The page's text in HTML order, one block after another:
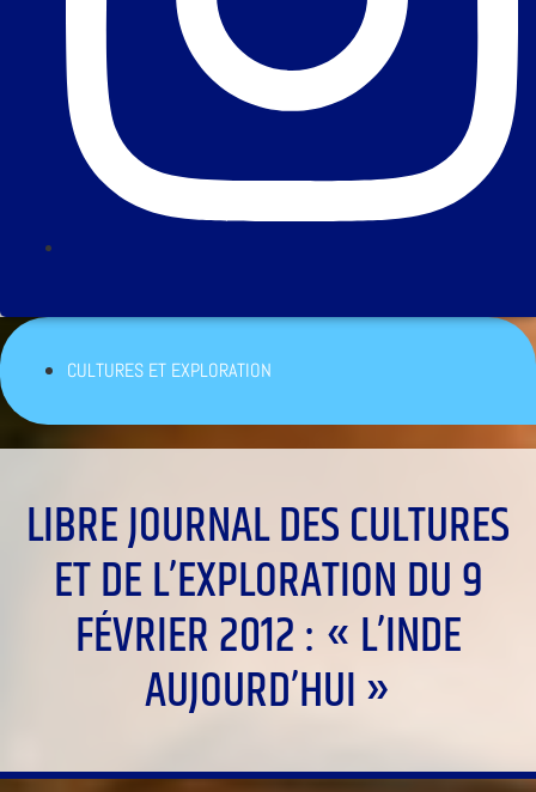
CULTURES ET EXPLORATION
LIBRE JOURNAL DES CULTURES
ET DE L’EXPLORATION DU 9
FÉVRIER 2012 : « L’INDE
AUJOURD’HUI »